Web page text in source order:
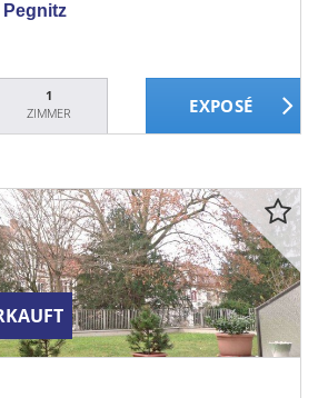
Pegnitz
1
ZIMMER